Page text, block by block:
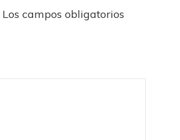
Los campos obligatorios